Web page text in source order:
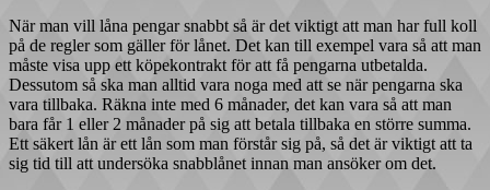
När man vill låna pengar snabbt så är det viktigt att man har full koll
på de regler som gäller för lånet. Det kan till exempel vara så att man
måste visa upp ett köpekontrakt för att få pengarna utbetalda.
Dessutom så ska man alltid vara noga med att se när pengarna ska
vara tillbaka. Räkna inte med 6 månader, det kan vara så att man
bara får 1 eller 2 månader på sig att betala tillbaka en större summa.
Ett säkert lån är ett lån som man förstår sig på, så det är viktigt att ta
sig tid till att undersöka snabblånet innan man ansöker om det.